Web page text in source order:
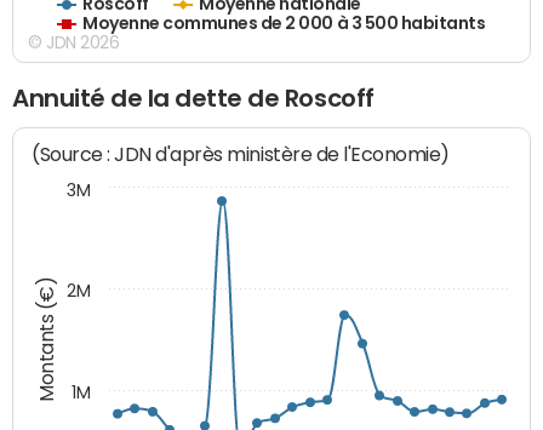
Roscoff
Moyenne nationale
Moyenne communes de 2 000 à 3 500 habitants
© JDN 2026
Annuité de la dette de Roscoff
Montants (€)
(Source : JDN d'après ministère de l'Economie)
1M
2M
3M